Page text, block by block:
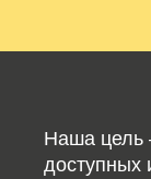
Наша цель